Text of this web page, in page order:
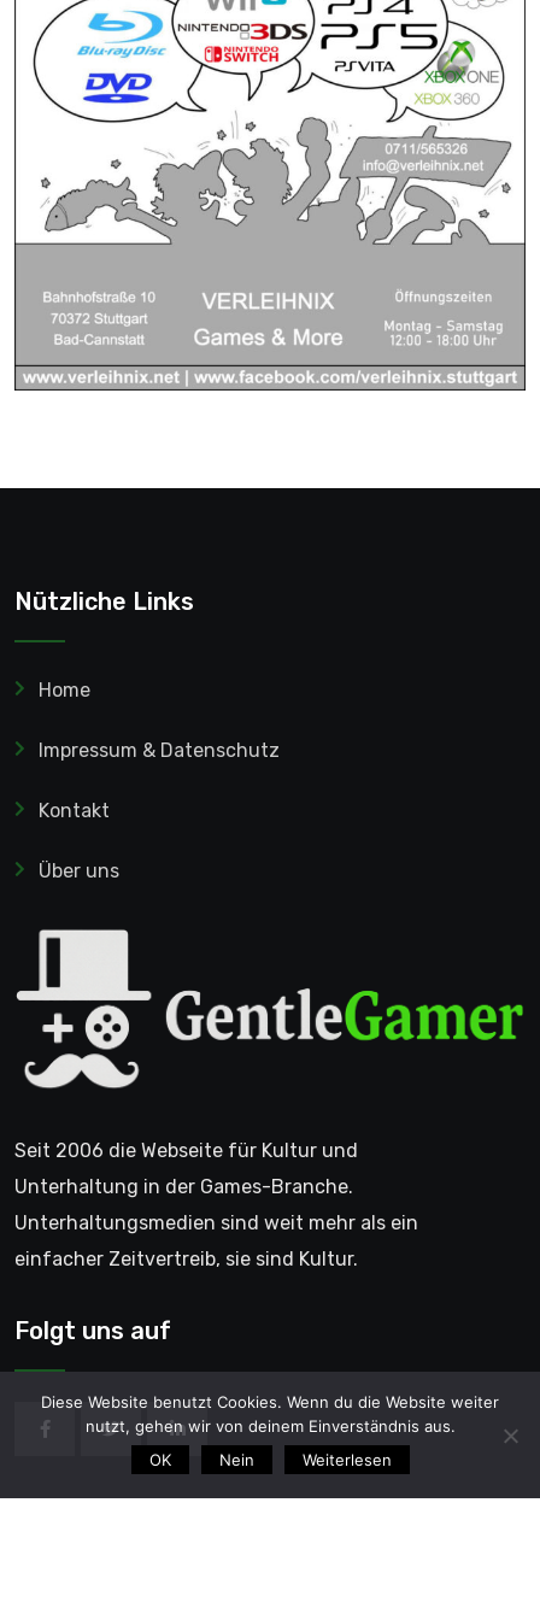
Nützliche Links
Home
Impressum & Datenschutz
Kontakt
Über uns
Seit 2006 die Webseite für Kultur und
Unterhaltung in der Games-Branche.
Unterhaltungsmedien sind weit mehr als ein
einfacher Zeitvertreib, sie sind Kultur.
Folgt uns auf
Diese Website benutzt Cookies. Wenn du die Website weiter
nutzt, gehen wir von deinem Einverständnis aus.
OK
Nein Weiterlesen